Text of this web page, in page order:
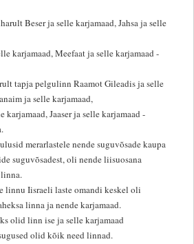
Beser ja selle karjamaad, Jahsa ja selle
karjamaad, Meefaat ja selle karjamaad -
tapja pelgulinn Raamot Gileadis ja selle
ja selle karjamaad,
karjamaad, Jaaser ja selle karjamaad -
merarlastele nende suguvõsade kaupa
suguvõsadest, oli nende liisuosana
Iisraeli laste omandi keskel oli
linna ja nende karjamaad.
olid linn ise ja selle karjamaad
olid kõik need linnad.